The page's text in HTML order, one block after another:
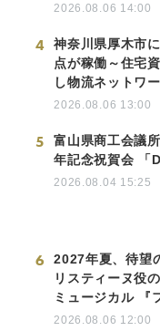
2026.08.06 14:00
4
神奈川県厚木市
点が稼働～住宅
し物流ネットワ
2026.08.06 13:00
5
富山県商工会議
年記念祝賀会 「
2026.08.04 15:25
6
2027年夏、待望
リスティーヌ役
ミュージカル 『
2026.08.06 12:00